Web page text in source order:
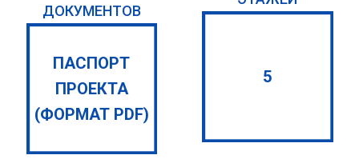
ДОКУМЕНТОВ
ПАСПОРТ
ПРОЕКТА
(ФОРМАТ PDF)
5